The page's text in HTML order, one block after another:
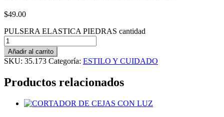
$49.00
PULSERA ELASTICA PIEDRAS cantidad
Añadir al carrito
SKU: 35.173 Categoría: ESTILO Y CUIDADO
Productos relacionados